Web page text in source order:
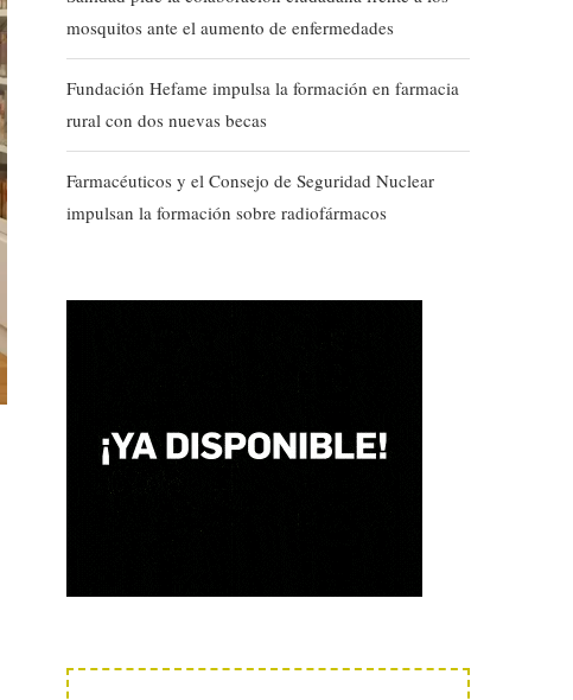
mosquitos ante el aumento de enfermedades
Fundación Hefame impulsa la formación en farmacia
rural con dos nuevas becas
Farmacéuticos y el Consejo de Seguridad Nuclear
impulsan la formación sobre radiofármacos